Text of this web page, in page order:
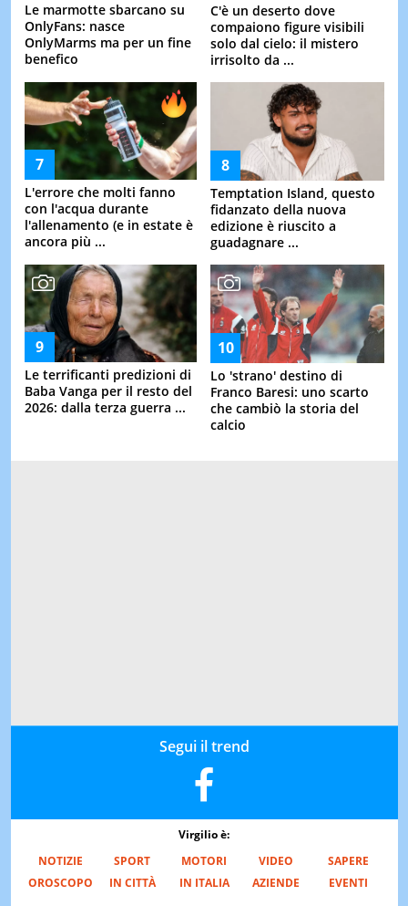
Le marmotte sbarcano su
OnlyFans: nasce
OnlyMarms ma per un fine
benefico
C'è un deserto dove
compaiono figure visibili
solo dal cielo: il mistero
irrisolto da ...
L'errore che molti fanno
con l'acqua durante
l'allenamento (e in estate è
ancora più ...
Temptation Island, questo
fidanzato della nuova
edizione è riuscito a
guadagnare ...
Le terrificanti predizioni di
Baba Vanga per il resto del
2026: dalla terza guerra ...
Lo 'strano' destino di
Franco Baresi: uno scarto
che cambiò la storia del
calcio
Segui il trend
Virgilio è:
NOTIZIE
SPORT MOTORI VIDEO
SAPERE
OROSCOPO
IN CITTÀ IN ITALIA AZIENDE EVENTI